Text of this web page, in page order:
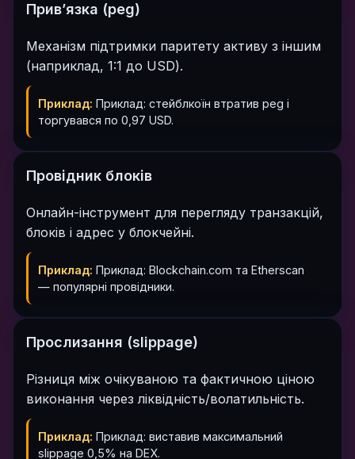
Прив’язка (peg)
Механізм підтримки паритету активу з іншим
(наприклад, 1:1 до USD).
Приклад: Приклад: стейблкоїн втратив peg і
торгувався по 0,97 USD.
Провідник блоків
Онлайн-інструмент для перегляду транзакцій,
блоків і адрес у блокчейні.
Приклад: Приклад: Blockchain.com та Etherscan
— популярні провідники.
Прослизання (slippage)
Різниця між очікуваною та фактичною ціною
виконання через ліквідність/волатильність.
Приклад: Приклад: виставив максимальний
slippage 0,5% на DEX.